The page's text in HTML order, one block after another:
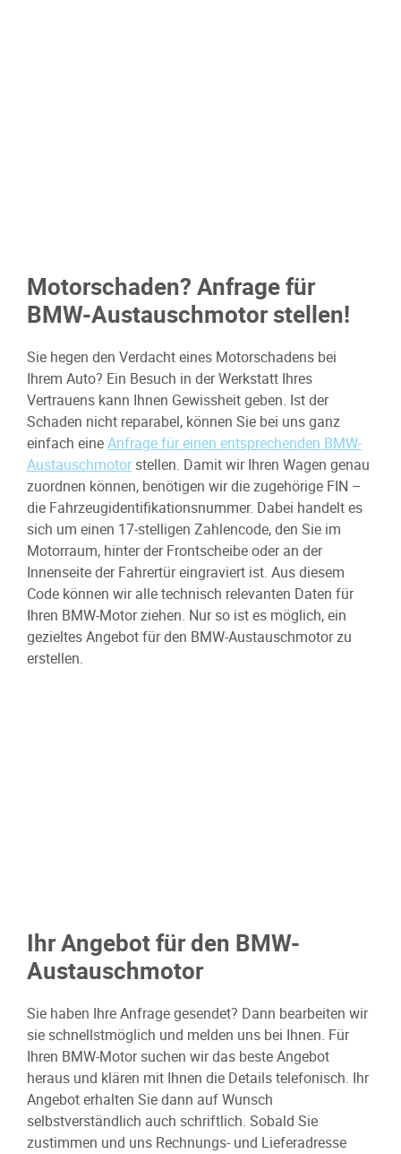
Motorschaden? Anfrage für
BMW-Austauschmotor stellen!
Sie hegen den Verdacht eines Motorschadens bei
Ihrem Auto? Ein Besuch in der Werkstatt Ihres
Vertrauens kann Ihnen Gewissheit geben. Ist der
Schaden nicht reparabel, können Sie bei uns ganz
einfach eineAnfrage für einen entsprechenden BMW-
Austauschmotor stellen. Damit wir Ihren Wagen genau
zuordnen können, benötigen wir die zugehörige FIN –
die Fahrzeugidentifikationsnummer. Dabei handelt es
sich um einen 17-stelligen Zahlencode, den Sie im
Motorraum, hinter der Frontscheibe oder an der
Innenseite der Fahrertür eingraviert ist. Aus diesem
Code können wir alle technisch relevanten Daten für
Ihren BMW-Motor ziehen. Nur so ist es möglich, ein
gezieltes Angebot für den BMW-Austauschmotor zu
erstellen.
Ihr Angebot für den BMW-
Austauschmotor
Sie haben Ihre Anfrage gesendet? Dann bearbeiten wir
sie schnellstmöglich und melden uns bei Ihnen. Für
Ihren BMW-Motor suchen wir das beste Angebot
heraus und klären mit Ihnen die Details telefonisch. Ihr
Angebot erhalten Sie dann auf Wunsch
selbstverständlich auch schriftlich. Sobald Sie
zustimmen und uns Rechnungs- und Lieferadresse